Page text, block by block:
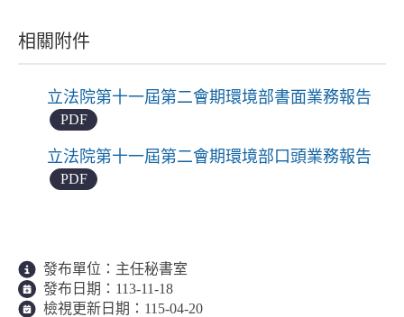
相關附件
立法院第十一屆第二會期環境部書面業務報告
PDF
立法院第十一屆第二會期環境部口頭業務報告
PDF
發布單位： 主任秘書室
發布日期： 113-11-18
檢視更新日期： 115-04-20